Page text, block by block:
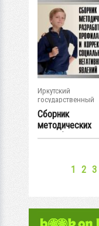
Иркутский
государственный
университет
Сборник
методических
разработок по
1
2 3